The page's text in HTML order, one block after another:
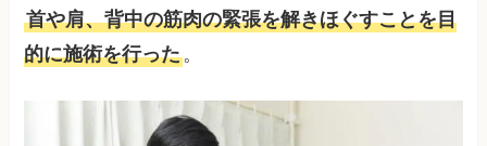
首や肩、背中の筋肉の緊張を解きほぐすことを目
的に施術を行った。